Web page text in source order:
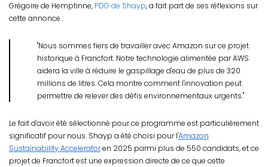
Grégoire de Hemptinne, PDG de Shayp, a fait part de ses réflexions sur
cette annonce :
"Nous sommes fiers de travailler avec Amazon sur ce projet
historique à Francfort. Notre technologie alimentée par AWS
aidera la ville à réduire le gaspillage d'eau de plus de 320
millions de litres. Cela montre comment l'innovation peut
permettre de relever des défis environnementaux urgents."
Le fait d'avoir été sélectionné pour ce programme est particulièrement
significatif pour nous. Shayp a été choisi pour l'Amazon
Sustainability Acceleratoren 2025 parmi plus de 550 candidats, et ce
projet de Francfort est une expression directe de ce que cette